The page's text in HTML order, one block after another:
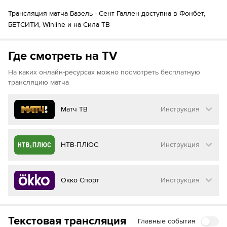
Agon Rexhaj
Бетим Фазлии
87´
Трансляция матча Базель - Сент Галлен доступна в Фонбет,
БЕТСИТИ, Winline и на Сила ТВ
Где смотреть на TV
На каких онлайн-ресурсах можно посмотреть бесплатную
трансляцию матча
Матч ТВ Инструкция
Как смотреть бесплатно трансляцию матча
Матч ТВ
Инструкция
Перейдите на сайт МАТЧ ТВ
НТВ-ПЛЮС Инструкция
Как смотреть бесплатно трансляцию матча
на НТВ ПЛЮС
Окко Спорт Инструкция
на Окко ТВ
Текстовая трансляция Главные события